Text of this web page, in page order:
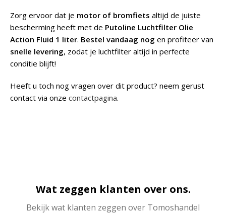
Zorg ervoor dat je motor of bromfiets altijd de juiste
bescherming heeft met de Putoline Luchtfilter Olie
Action Fluid 1 liter. Bestel vandaag nog en profiteer van
snelle levering, zodat je luchtfilter altijd in perfecte
conditie blijft!
Heeft u toch nog vragen over dit product? neem gerust
contact via onze contactpagina.
Wat zeggen klanten over ons.
Bekijk wat klanten zeggen over Tomoshandel